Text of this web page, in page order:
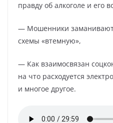
правду об алкоголе и его
— Мошенники заманивают
схемы «втемную»,
— Как взаимосвязан
на что расходуется
и многое другое.